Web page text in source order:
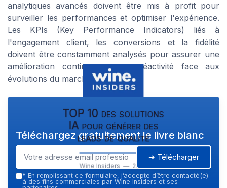
analytiques avancés doivent être mis à profit pour
surveiller les performances et optimiser l'expérience.
Les KPIs (Key Performance Indicators) liés à
l'engagement client, les conversions et la fidélité
doivent être constamment analysés pour assurer une
amélioration continue et une réactivité face aux
évolutions du marché.
TOP 10 des solutions
IA pour générer des
leads de qualité
Wine Insiders — 2026
Téléchargez gratuitement le livre blanc
➔ Télécharger
* En remplissant ce formulaire, j’accepte d’être contacté(e)
à des fins commerciales par Wine Insiders et ses